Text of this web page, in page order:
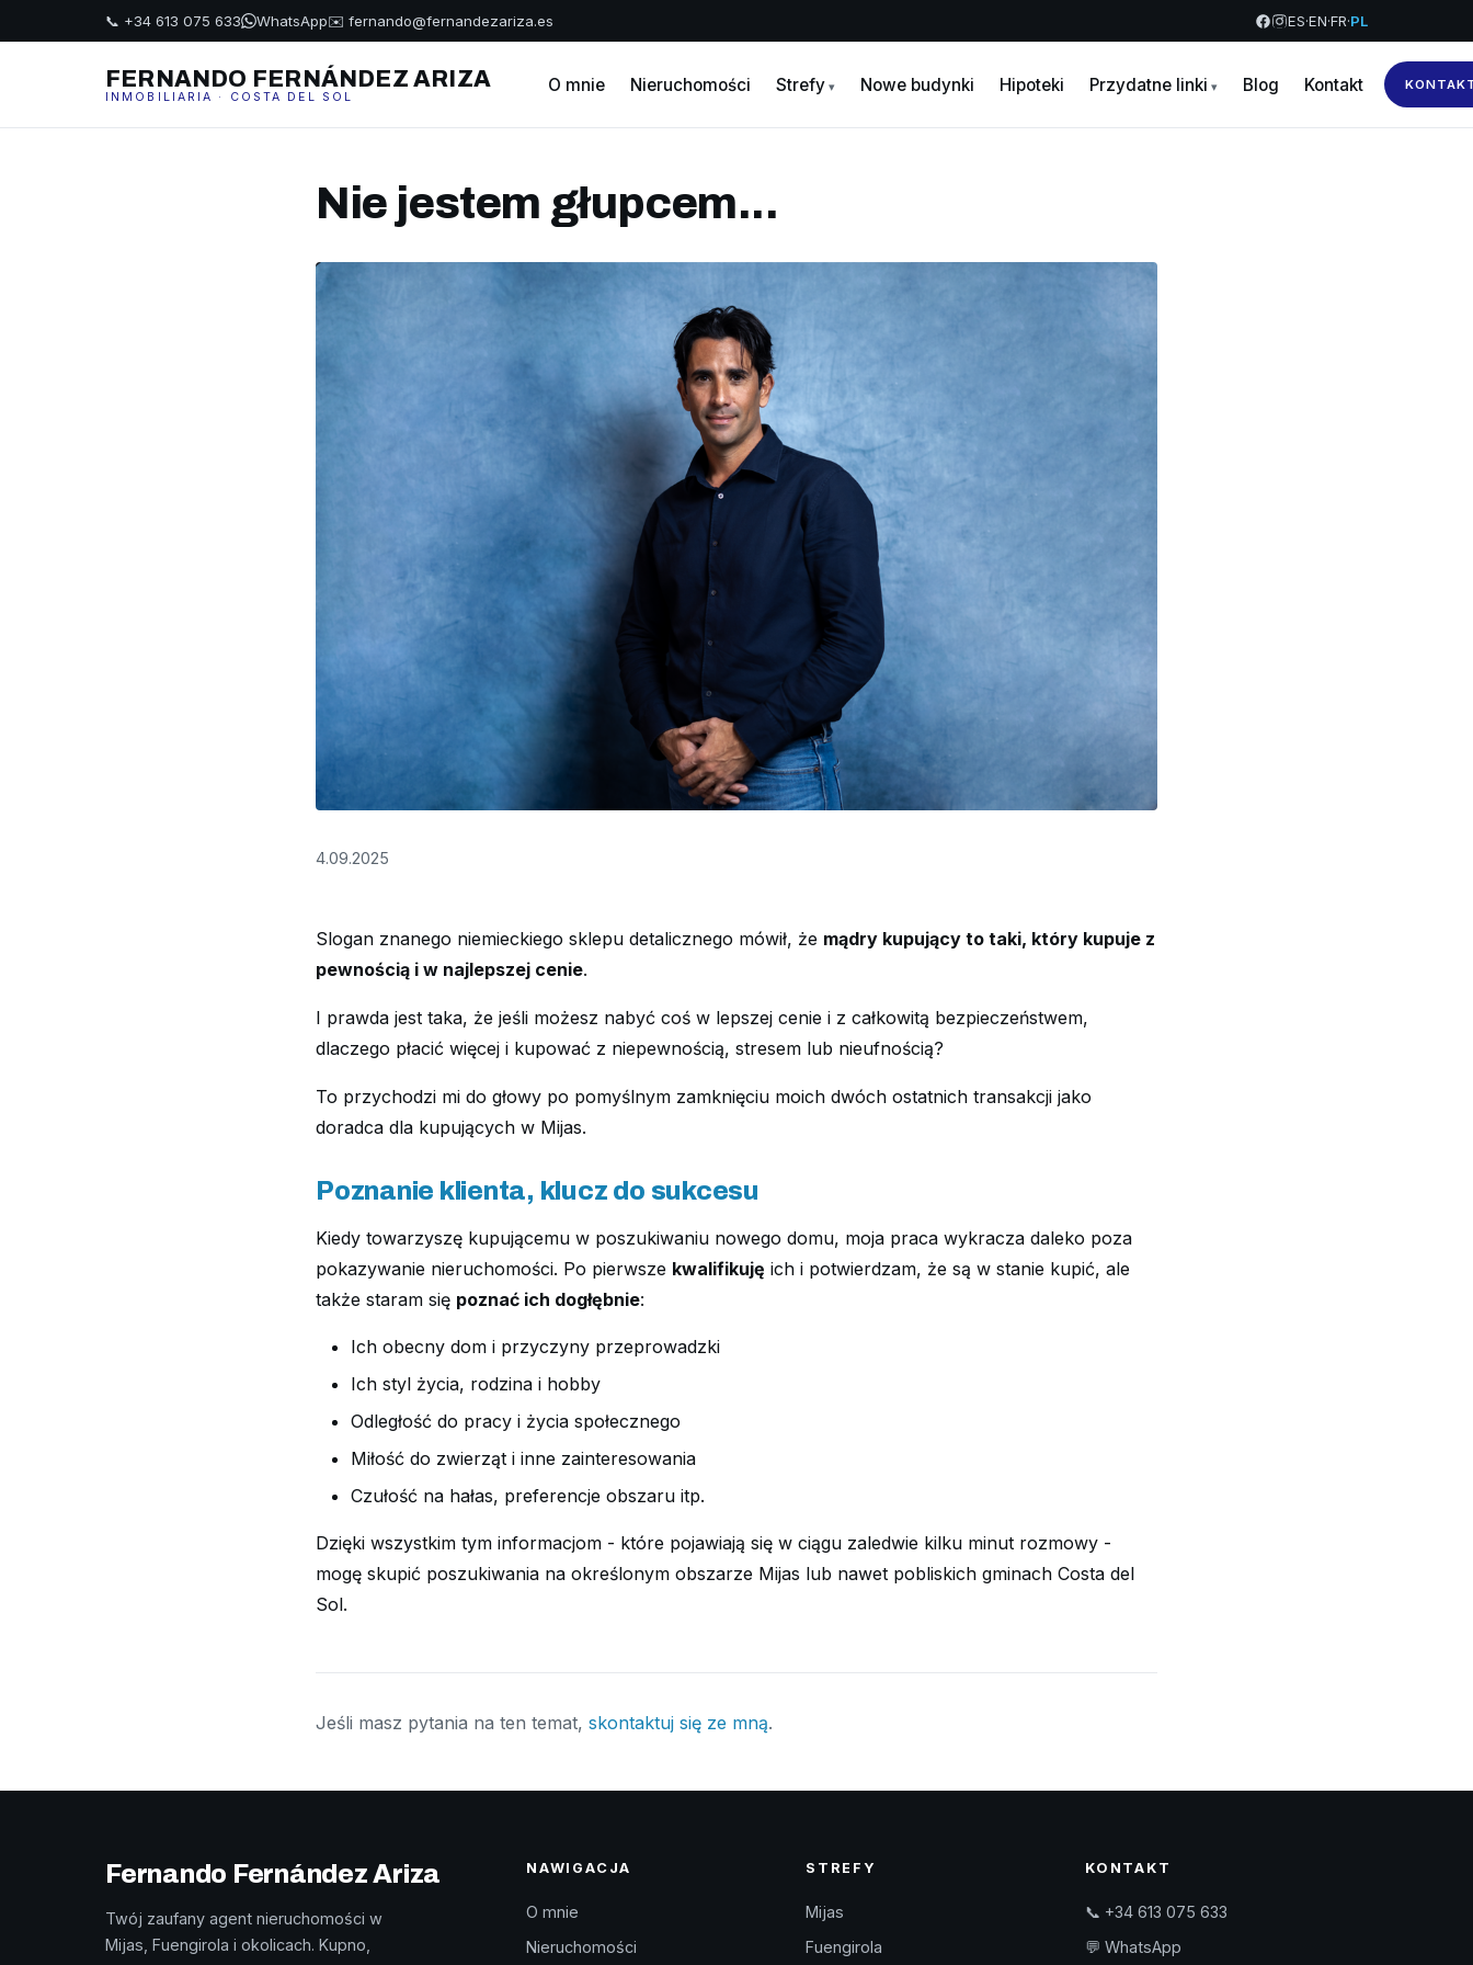
📞 +34 613 075 633 WhatsApp✉️ fernando@fernandezariza.es ES·EN·FR·PL
FERNANDO FERNÁNDEZ ARIZA
INMOBILIARIA · COSTA DEL SOL
O mnie Nieruchomości Strefy Nowe budynki Hipoteki Przydatne linki Blog Kontakt
Nie jestem głupcem...
4.09.2025
Slogan znanego niemieckiego sklepu detalicznego mówił, że mądry kupujący to taki, który kupuje z
pewnością i w najlepszej cenie.
I prawda jest taka, że jeśli możesz nabyć coś w lepszej cenie i z całkowitą bezpieczeństwem,
dlaczego płacić więcej i kupować z niepewnością, stresem lub nieufnością?
To przychodzi mi do głowy po pomyślnym zamknięciu moich dwóch ostatnich transakcji jako
doradca dla kupujących w Mijas.
Poznanie klienta, klucz do sukcesu
Kiedy towarzyszę kupującemu w poszukiwaniu nowego domu, moja praca wykracza daleko poza
pokazywanie nieruchomości. Po pierwsze kwalifikuję ich i potwierdzam, że są w stanie kupić, ale
także staram się poznać ich dogłębnie:
Ich obecny dom i przyczyny przeprowadzki
Ich styl życia, rodzina i hobby
Odległość do pracy i życia społecznego
Miłość do zwierząt i inne zainteresowania
Czułość na hałas, preferencje obszaru itp.
Dzięki wszystkim tym informacjom - które pojawiają się w ciągu zaledwie kilku minut rozmowy -
mogę skupić poszukiwania na określonym obszarze Mijas lub nawet pobliskich gminach Costa del
Sol.
Jeśli masz pytania na ten temat, skontaktuj się ze mną.
Fernando Fernández Ariza
Twój zaufany agent nieruchomości w
Mijas, Fuengirola i okolicach. Kupno,
NAWIGACJA
O mnie
Nieruchomości
STREFY
Mijas
Fuengirola
KONTAKT
📞 +34 613 075 633
💬 WhatsApp